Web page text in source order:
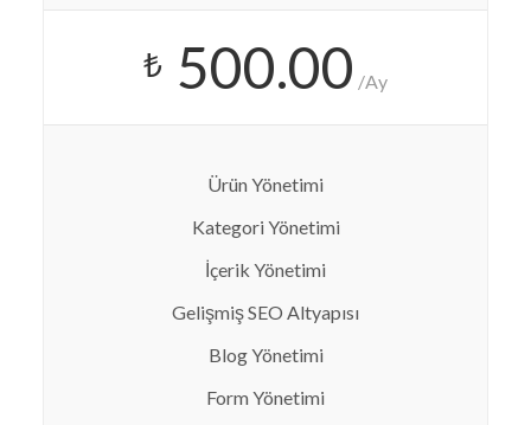
₺ 500.00 /Ay
Ürün Yönetimi
Kategori Yönetimi
İçerik Yönetimi
Gelişmiş SEO Altyapısı
Blog Yönetimi
Form Yönetimi